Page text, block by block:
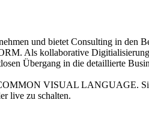
und bietet Consulting in
Als kollaborative
Übergang in die detaillierte
VISUAL LANGUAGE.
live zu schalten.